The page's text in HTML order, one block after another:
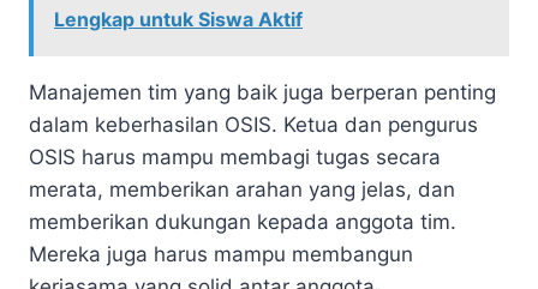
Lengkap untuk Siswa Aktif
Manajemen tim yang baik juga berperan penting
dalam keberhasilan OSIS. Ketua dan pengurus
OSIS harus mampu membagi tugas secara
merata, memberikan arahan yang jelas, dan
memberikan dukungan kepada anggota tim.
Mereka juga harus mampu membangun